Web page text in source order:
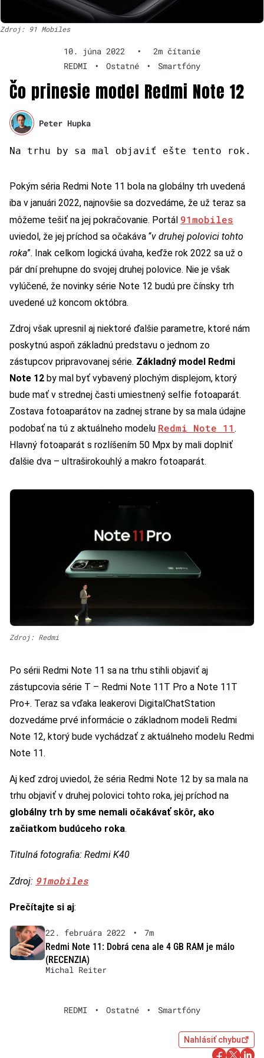
Zdroj: 91 Mobiles
10. júna 2022 •
2m čítanie
REDMI
• Ostatné • Smartfóny
Čo prinesie model Redmi Note 12
Peter Hupka
Na trhu by sa mal objaviť ešte tento rok.
Pokým séria Redmi Note 11 bola na globálny trh uvedená
iba v januári 2022, najnovšie sa dozvedáme, že už teraz sa
môžeme tešiť na jej pokračovanie. Portál 91mobiles
uviedol, že jej príchod sa očakáva “v druhej polovici tohto
roka”. Inak celkom logická úvaha, keďže rok 2022 sa už o
pár dní prehupne do svojej druhej polovice. Nie je však
vylúčené, že novinky série Note 12 budú pre čínsky trh
uvedené už koncom októbra.
Zdroj však upresnil aj niektoré ďalšie parametre, ktoré nám
poskytnú aspoň základnú predstavu o jednom zo
zástupcov pripravovanej série. Základný model Redmi
Note 12 by mal byť vybavený plochým displejom, ktorý
bude mať v strednej časti umiestnený selfie fotoaparát.
Zostava fotoaparátov na zadnej strane by sa mala údajne
podobať na tú z aktuálneho modelu Redmi Note 11.
Hlavný fotoaparát s rozlíšením 50 Mpx by mali doplniť
ďalšie dva – ultraširokouhlý a makro fotoaparát.
Zdroj: Redmi
Po sérii Redmi Note 11 sa na trhu stihli objaviť aj
zástupcovia série T – Redmi Note 11T Pro a Note 11T
Pro+. Teraz sa vďaka leakerovi DigitalChatStation
dozvedáme prvé informácie o základnom modeli Redmi
Note 12, ktorý bude vychádzať z aktuálneho modelu Redmi
Note 11.
Aj keď zdroj uviedol, že séria Redmi Note 12 by sa mala na
trhu objaviť v druhej polovici tohto roka, jej príchod na
globálny trh by sme nemali očakávať skôr, ako
začiatkom budúceho roka.
Titulná fotografia: Redmi K40
Zdroj: 91mobiles
Prečítajte si aj:
22. februára 2022 •
7m
Redmi Note 11: Dobrá cena ale 4 GB RAM je málo
(RECENZIA)
Michal Reiter
REDMI • Ostatné • Smartfóny
Nahlásiť chybu